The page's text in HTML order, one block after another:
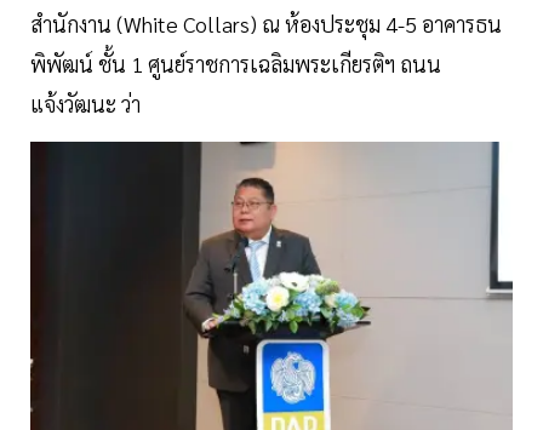
สำนักงาน (White Collars) ณ ห้องประชุม 4-5 อาคารธน
พิพัฒน์ ชั้น 1 ศูนย์ราชการเฉลิมพระเกียรติฯ ถนน
แจ้งวัฒนะ ว่า